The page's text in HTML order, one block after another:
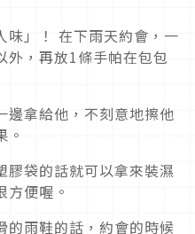
味」！ 在下雨天約會，一
外，再放1條手帕在包包
邊拿給他，不刻意地擦他
。
膠袋的話就可以拿來裝濕
方便喔。
的雨鞋的話，約會的時候